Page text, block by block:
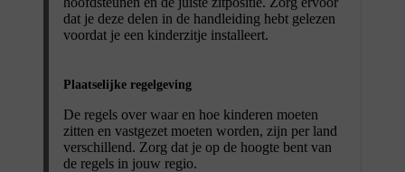
dat je deze delen in de handleiding hebt gelezen
voordat je een kinderzitje installeert.
Plaatselijke regelgeving
De regels over waar en hoe kinderen moeten
zitten en vastgezet moeten worden, zijn per land
verschillend. Zorg dat je op de hoogte bent van
de regels in jouw regio.